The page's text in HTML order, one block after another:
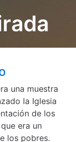
una muestra
la Iglesia
de los
era un
los pobres.